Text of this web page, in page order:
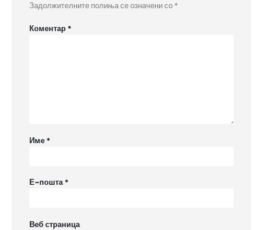
Задолжителните полиња се означени со *
Коментар *
Име *
Е-пошта*
Веб страница